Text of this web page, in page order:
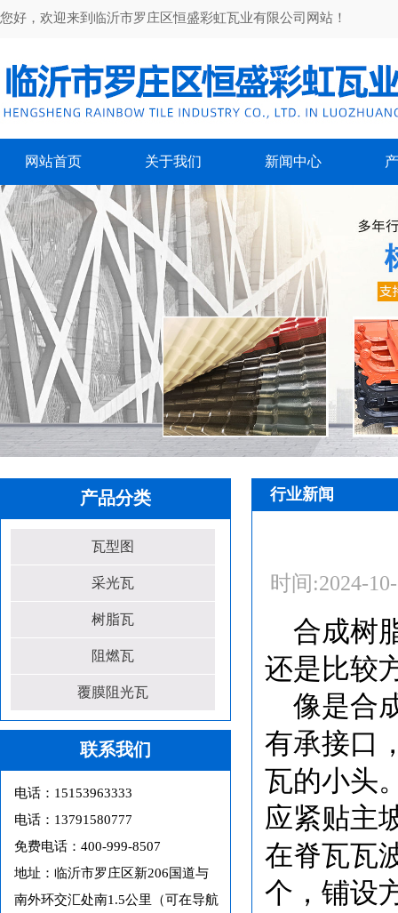
您好，欢迎来到临沂市罗庄区恒盛彩虹瓦业有限公司网站！
网站首页 关于我们 新闻中心
产品分类
瓦型图
采光瓦
树脂瓦
阻燃瓦
覆膜阻光瓦
联系我们
电话：15153963333
电话：13791580777
免费电话：400-999-8507
地址：临沂市罗庄区新206国道与
南外环交汇处南1.5公里（可在导航
行业新闻
时间:2024-
合成树
还是比较
像是合
有承接口
瓦的小头
应紧贴主
在脊瓦瓦
个，铺设